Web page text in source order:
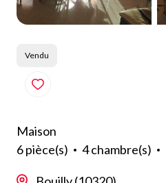
Vendu
Maison
6 pièce(s)
4 chambre(s)